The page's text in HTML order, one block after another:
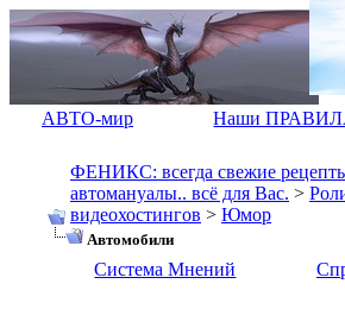
АВТО-мир Наши
ФЕНИКС: всегда свежие
автомануалы.. всё для Вас. >
видеохостингов > Юмор
Автомобили
Система Мнений